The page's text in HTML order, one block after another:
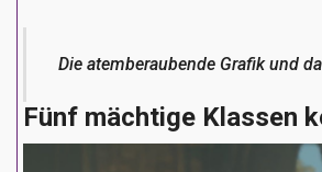
Die atemberaubende Grafik und
Fünf mächtige Klassen